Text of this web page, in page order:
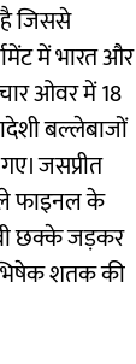
जिससे
में भारत और
ओवर में 18
बल्लेबाजों
जसप्रीत
फाइनल के
छक्के जड़कर
शतक की